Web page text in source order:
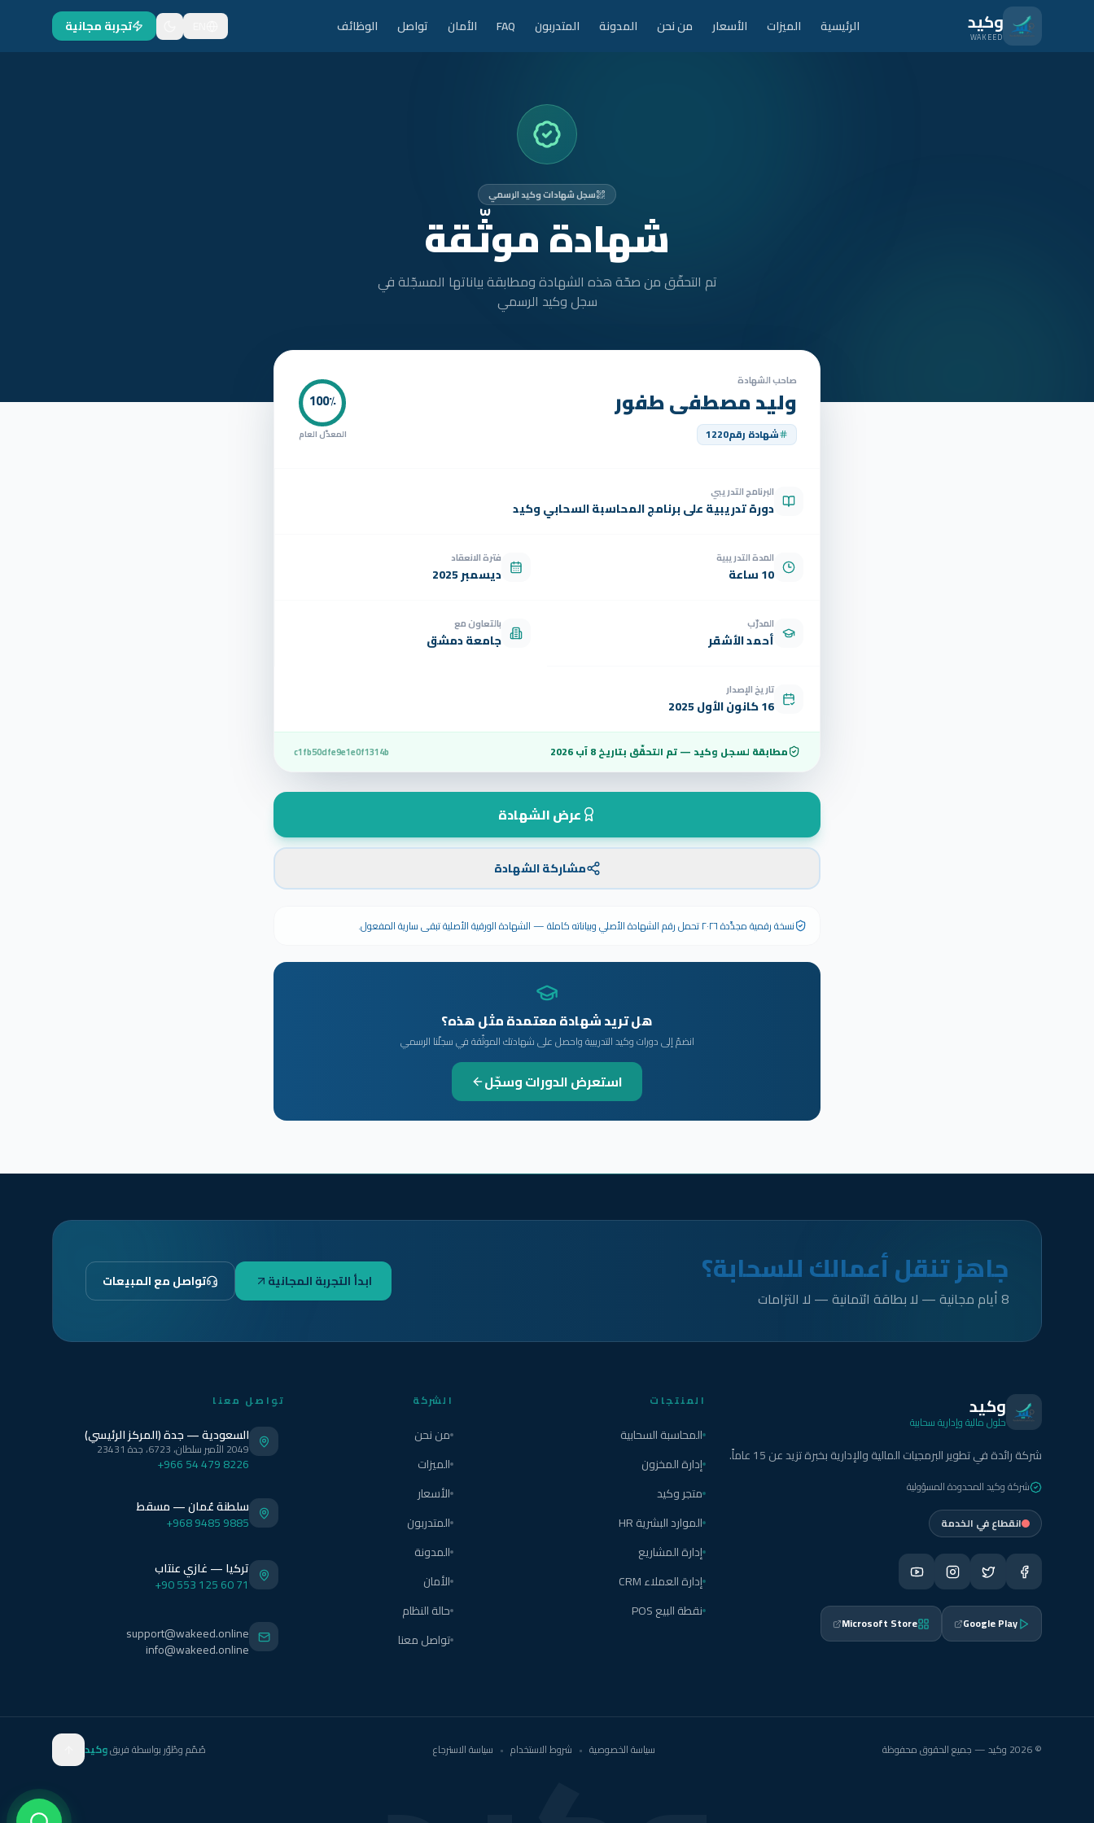
انتقل للمحتوى الرئيسيوكيد
WAKEED الرئيسية الميزات الأسعار من نحن المدونة المتدربون FAQ الأمان تواصل الوظائف تجربة مجانية
سجل شهادات وكيد الرسمي
شهادة موثّقة
تم التحقّق من صحّة هذه الشهادة ومطابقة بياناتها المسجّلة في
سجل وكيد الرسمي
صاحب الشهادة
وليد مصطفى طفور
شهادة رقم1220
100٪
المعدّل العام
البرنامج التدريبي
دورة تدريبية على برنامج المحاسبة السحابي وكيد
المدة التدريبية
10 ساعة
فترة الانعقاد
ديسمبر 2025
المدرّب
أحمد الأشقر
بالتعاون مع
جامعة دمشق
تاريخ الإصدار
16 كانون الأول 2025
مطابقة لسجل وكيد — تم التحقّق بتاريخ8 آب 2026 c1fb50dfe9e1e0f1314b
عرض الشهادة
مشاركة الشهادة
نسخة رقمية مجدَّدة ٢٠٢٦ تحمل رقم الشهادة الأصلي وبياناته كاملة — الشهادة الورقية الأصلية تبقى سارية المفعول.
هل تريد شهادة معتمدة مثل هذه؟
انضمّ إلى دورات وكيد التدريبية واحصل على شهادتك الموثّقة في سجلّنا الرسمي
استعرض الدورات وسجّل
جاهز تنقل أعمالك للسحابة؟
8 أيام مجانية — لا بطاقة ائتمانية — لا التزامات
ابدأ التجربة المجانية تواصل مع المبيعات
وكيد
حلول مالية وإدارية سحابية
شركة رائدة في تطوير البرمجيات المالية والإدارية بخبرة تزيد عن 15 عاماً.
شركة وكيد المحدودة المسؤولية
انقطاع في الخدمة
Google Play
Microsoft Store
المنتجات
المحاسبة السحابية
إدارة المخزون
متجر وكيد
الموارد البشرية HR
إدارة المشاريع
إدارة العملاء CRM
نقطة البيع POS
الشركة
من نحن
الميزات
الأسعار
المتدربون
المدونة
الأمان
حالة النظام
تواصل معنا
تواصل معنا
السعودية — جدة (المركز الرئيسي)
2049 الأمير سلطان، 6723، جدة 23431
+966 54 479 8226
سلطنة عُمان — مسقط
+968 9485 9885
تركيا — غازي عنتاب
+90 553 125 60 71
support@wakeed.online
info@wakeed.online
© 2026 وكيد — جميع الحقوق محفوظة سياسة الخصوصية • شروط الاستخدام • سياسة الاسترجاع صُمّم وطُوّر بواسطة فريقوكيد